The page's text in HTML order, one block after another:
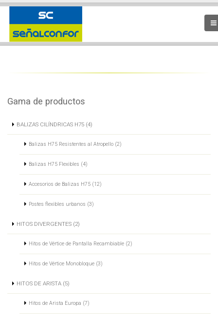
Gama de productos
BALIZAS CILÍNDRICAS H75 (4)
Balizas H75 Resistentes al Atropello (2)
Balizas H75 Flexibles (4)
Accesorios de Balizas H75 (12)
Postes flexibles urbanos (3)
HITOS DIVERGENTES (2)
Hitos de Vértice de Pantalla Recambiable (2)
Hitos de Vértice Monobloque (3)
HITOS DE ARISTA (5)
Hitos de Arista Europa (7)